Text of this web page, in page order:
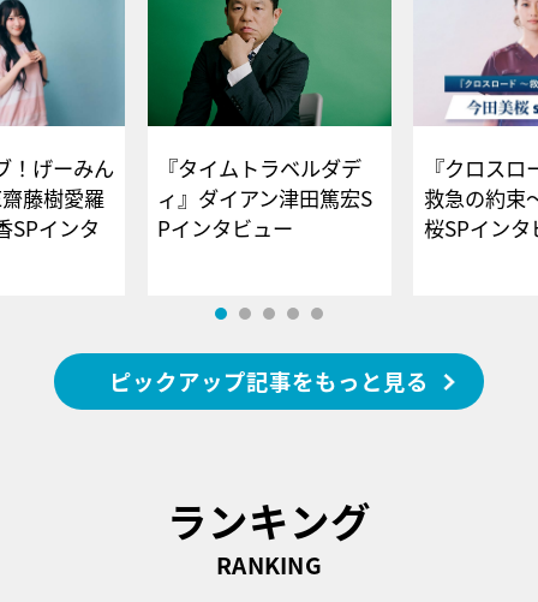
！げーみん
藤樹愛羅
SPインタ
『タイムトラベルダデ
ィ』ダイアン津田篤宏S
Pインタビュー
『クロス
救急の約束
桜SPイ
ピックアップ記事をもっと見る
ランキング
RANKING